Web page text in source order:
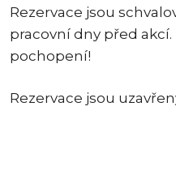
Rezervace jsou
pracovní dny před
pochopení!
Rezervace jsou